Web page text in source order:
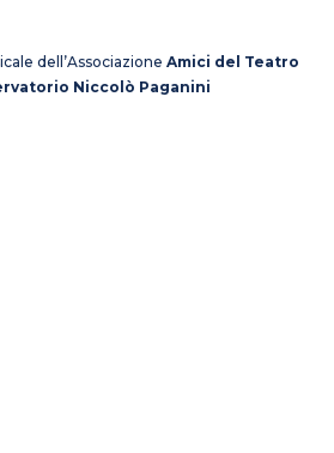
dell’Associazione Amici del Teatro
Niccolò Paganini